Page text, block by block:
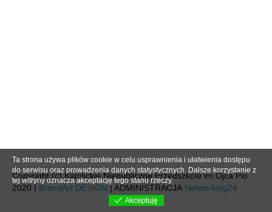
Copyright (c) Katolickie Niepubliczne Przedszkole im.Ojca Pio
2020 | BrandArt DESIGN | ADMINISTRACJA Networking24
Ta strona używa plików cookie w celu usprawnienia i ułatwienia dostępu
do serwisu oraz prowadzenia danych statystycznych. Dalsze korzystanie z
tej witryny oznacza akceptację tego stanu rzeczy.
Akceptuję